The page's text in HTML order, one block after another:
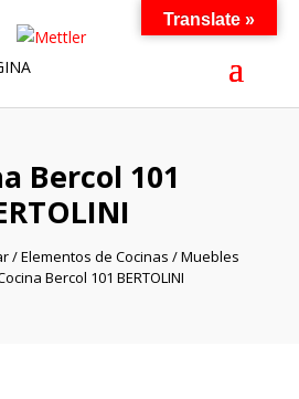
Bercol 101
/Elementos de Cocinas /Muebles
Bercol 101 BERTOLINI
Translate »